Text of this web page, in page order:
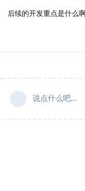
后续的开发重点是什么
说点什么吧...